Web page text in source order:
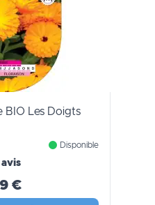
BIO Les Doigts
Disponible
€